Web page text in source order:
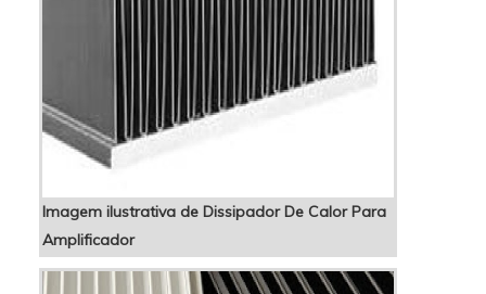
Imagem ilustrativa de Dissipador De Calor Para
Amplificador